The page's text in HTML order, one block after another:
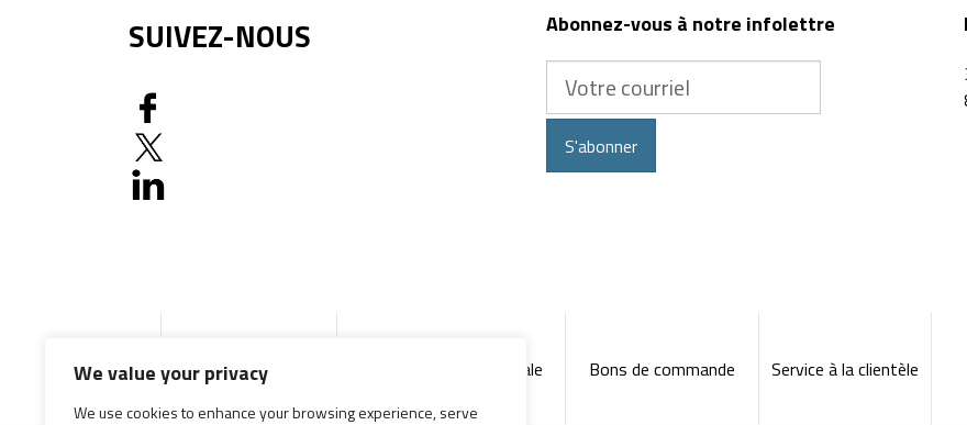
We value your privacy
We use cookies to enhance your browsing experience, serve
SUIVEZ-NOUS Abonnez-vous à notre infolettre
courriel
S'abonner
Accueil Produits Documentation générale Bons de commande Service à la clientèle